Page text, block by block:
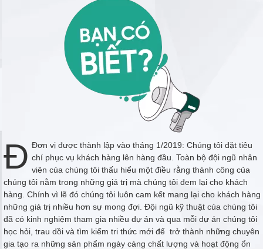
Đ Đơn vị được thành lập vào tháng 1/2019: Chúng tôi đặt tiêu
chí phục vụ khách hàng lên hàng đầu. Toàn bộ đội ngũ nhân
viên của chúng tôi thấu hiểu một điều rằng thành công của
chúng tôi nằm trong những giá trị mà chúng tôi đem lại cho khách
hàng. Chính vì lẽ đó chúng tôi luôn cam kết mang lại cho khách hàng
những giá trị nhiều hơn sự mong đợi. Đội ngũ kỹ thuật của chúng tôi
đã có kinh nghiệm tham gia nhiều dự án và qua mỗi dự án chúng tôi
học hỏi, trau dồi và tìm kiếm tri thức mới để trở thành những chuyên
gia tạo ra những sản phẩm ngày càng chất lượng và hoạt động ổn